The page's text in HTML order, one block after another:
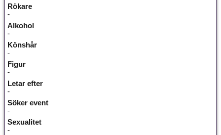
Rökare
-
Alkohol
-
Könshår
-
Figur
-
Letar efter
-
Söker event
-
Sexualitet
-